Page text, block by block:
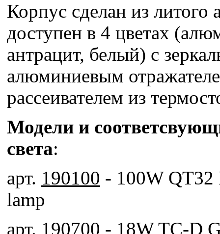
Корпус сделан из
доступен в 4 цветах
антрацит, белый) с
алюминиевым
рассеивателем из
Модели и
света:
арт. 190100 - 100W QT32
lamp
арт. 190700 - 18W TC-D